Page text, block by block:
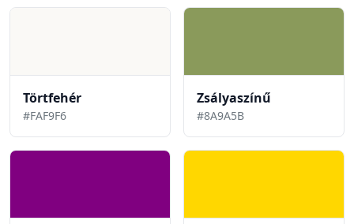
Törtfehér
#FAF9F6
Zsályaszínű
#8A9A5B